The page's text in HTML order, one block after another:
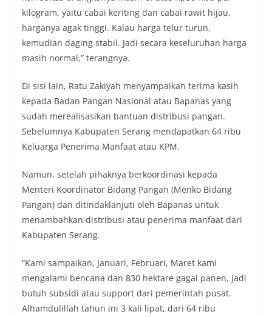
kilogram, yaitu cabai keriting dan cabai rawit hijau,
harganya agak tinggi. Kalau harga telur turun,
kemudian daging stabil. Jadi secara keseluruhan harga
masih normal,” terangnya.
Di sisi lain, Ratu Zakiyah menyampaikan terima kasih
kepada Badan Pangan Nasional atau Bapanas yang
sudah merealisasikan bantuan distribusi pangan.
Sebelumnya Kabupaten Serang mendapatkan 64 ribu
Keluarga Penerima Manfaat atau KPM.
Namun, setelah pihaknya berkoordinasi kepada
Menteri Koordinator Bidang Pangan (Menko Bidang
Pangan) dan ditindaklanjuti oleh Bapanas untuk
menambahkan distribusi atau penerima manfaat dari
Kabupaten Serang.
“Kami sampaikan, Januari, Februari, Maret kami
mengalami bencana dan 830 hektare gagal panen, jadi
butuh subsidi atau support dari pemerintah pusat.
Alhamdulillah tahun ini 3 kali lipat, dari 64 ribu